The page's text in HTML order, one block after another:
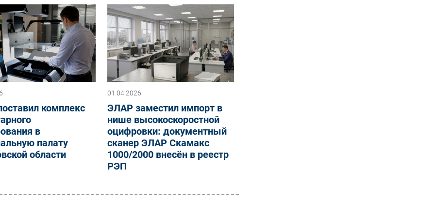
комплекс
в
палату
области
01.04.2026
ЭЛАР заместил импорт в
нише высокоскоростной
оцифровки: документный
сканер ЭЛАР Скамакс
1000/2000 внесён в реестр
РЭП